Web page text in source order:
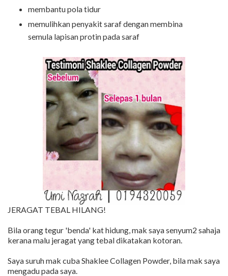
membantu pola tidur
memulihkan penyakit saraf dengan membina
semula lapisan protin pada saraf
JERAGAT TEBAL HILANG!
Bila orang tegur 'benda' kat hidung, mak saya senyum2 sahaja
kerana malu jeragat yang tebal dikatakan kotoran.
Saya suruh mak cuba Shaklee Collagen Powder, bila mak saya
mengadu pada saya.